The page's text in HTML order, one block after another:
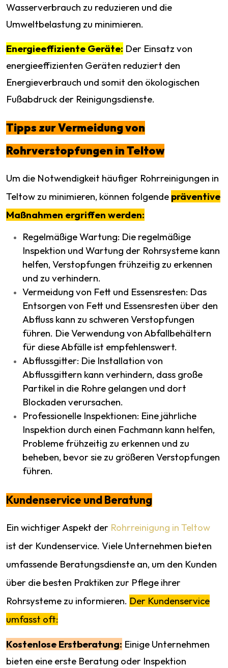
Wasserverbrauch zu reduzieren und die
Umweltbelastung zu minimieren.
Energieeffiziente Geräte: Der Einsatz von
energieeffizienten Geräten reduziert den
Energieverbrauch und somit den ökologischen
Fußabdruck der Reinigungsdienste.
Tipps zur Vermeidung von
Rohrverstopfungen in Teltow
Um die Notwendigkeit häufiger Rohrreinigungen in
Teltow zu minimieren, können folgende präventive
Maßnahmen ergriffen werden:
Regelmäßige Wartung: Die regelmäßige
Inspektion und Wartung der Rohrsysteme kann
helfen, Verstopfungen frühzeitig zu erkennen
und zu verhindern.
Vermeidung von Fett und Essensresten: Das
Entsorgen von Fett und Essensresten über den
Abfluss kann zu schweren Verstopfungen
führen. Die Verwendung von Abfallbehältern
für diese Abfälle ist empfehlenswert.
Abflussgitter: Die Installation von
Abflussgittern kann verhindern, dass große
Partikel in die Rohre gelangen und dort
Blockaden verursachen.
Professionelle Inspektionen: Eine jährliche
Inspektion durch einen Fachmann kann helfen,
Probleme frühzeitig zu erkennen und zu
beheben, bevor sie zu größeren Verstopfungen
führen.
Kundenservice und Beratung
Ein wichtiger Aspekt der Rohrreinigung in Teltow
ist der Kundenservice. Viele Unternehmen bieten
umfassende Beratungsdienste an, um den Kunden
über die besten Praktiken zur Pflege ihrer
Rohrsysteme zu informieren. Der Kundenservice
umfasst oft:
Kostenlose Erstberatung: Einige Unternehmen
bieten eine erste Beratung oder Inspektion